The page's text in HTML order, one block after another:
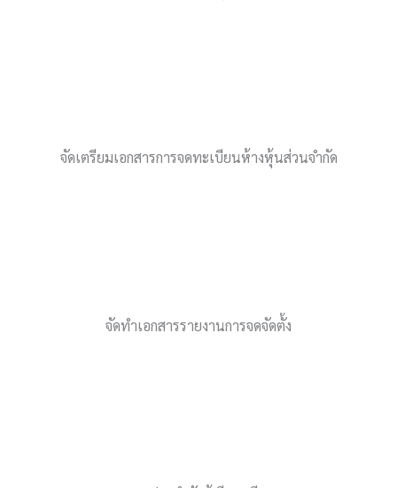
จัดเตรียมเอกสารการจดทะเบียนห้างหุ้นส่วนจำกัด
จัดทำเอกสารรายงานการจดจัดตั้ง